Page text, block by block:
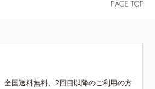
全国送料無料、2回目以降のご利用の方